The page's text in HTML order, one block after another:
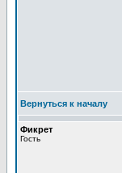
Вернуться к началу
Фикрет
Гость